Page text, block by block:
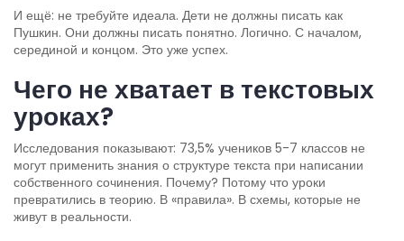
И ещё: не требуйте идеала. Дети не должны писать как
Пушкин. Они должны писать понятно. Логично. С началом,
серединой и концом. Это уже успех.
Чего не хватает в текстовых
уроках?
Исследования показывают: 73,5% учеников 5-7 классов не
могут применить знания о структуре текста при написании
собственного сочинения. Почему? Потому что уроки
превратились в теорию. В «правила». В схемы, которые не
живут в реальности.